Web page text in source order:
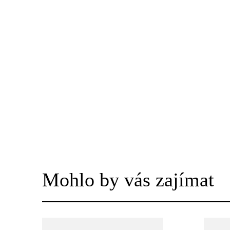
Mohlo by vás zajímat